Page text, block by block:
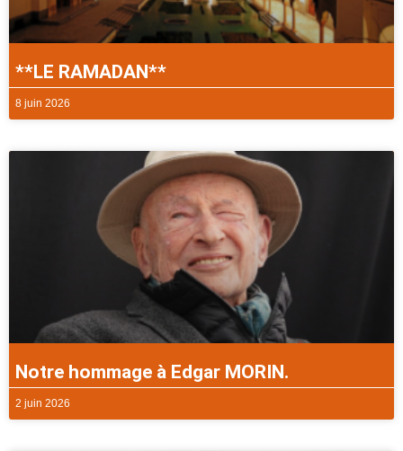
**LE RAMADAN**
8 juin 2026
Notre hommage à Edgar MORIN.
2 juin 2026